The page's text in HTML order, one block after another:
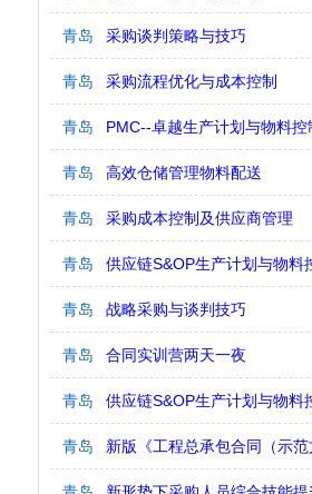
青岛 采购谈判策略与技巧
青岛 采购流程优化与成本控制
青岛 PMC--卓越生产计划与物料控
青岛 高效仓储管理物料配送
青岛 采购成本控制及供应商管理
青岛 供应链S&OP生产计划与物料
青岛 战略采购与谈判技巧
青岛 合同实训营两天一夜
青岛 供应链S&OP生产计划与物料
青岛 新版《工程总承包合同（示